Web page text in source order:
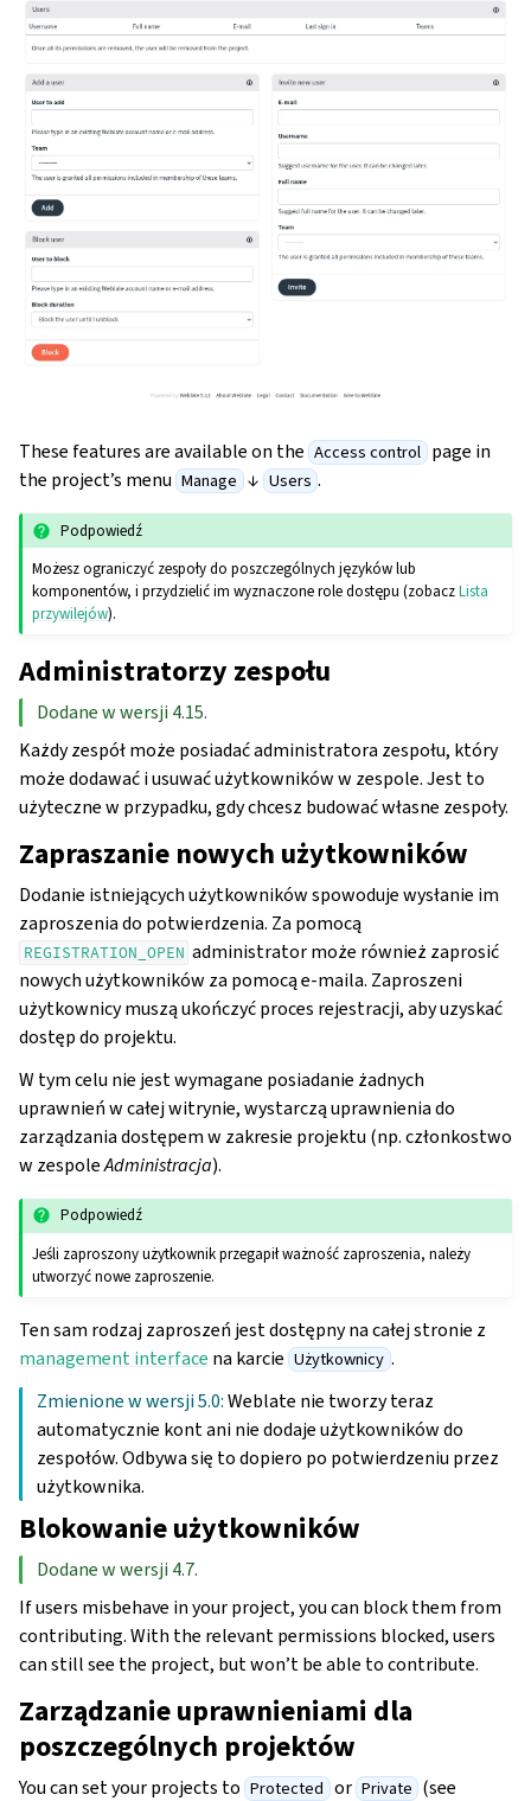
These features are available on the Access control page in
the project’s menu Manage ↓ Users .
Podpowiedź
Możesz ograniczyć zespoły do poszczególnych języków lub
komponentów, i przydzielić im wyznaczone role dostępu (zobaczLista
przywilejów).
Administratorzy zespołu
Dodane w wersji 4.15.
Każdy zespół może posiadać administratora zespołu, który
może dodawać i usuwać użytkowników w zespole. Jest to
użyteczne w przypadku, gdy chcesz budować własne zespoły.
Zapraszanie nowych użytkowników
Dodanie istniejących użytkowników spowoduje wysłanie im
zaproszenia do potwierdzenia. Za pomocą
REGISTRATION_OPEN administrator może również zaprosić
nowych użytkowników za pomocą e-maila. Zaproszeni
użytkownicy muszą ukończyć proces rejestracji, aby uzyskać
dostęp do projektu.
W tym celu nie jest wymagane posiadanie żadnych
uprawnień w całej witrynie, wystarczą uprawnienia do
zarządzania dostępem w zakresie projektu (np. członkostwo
w zespoleAdministracja).
Podpowiedź
Jeśli zaproszony użytkownik przegapił ważność zaproszenia, należy
utworzyć nowe zaproszenie.
Ten sam rodzaj zaproszeń jest dostępny na całej stronie z
management interface na karcie Użytkownicy .
Zmienione w wersji 5.0:Weblate nie tworzy teraz
automatycznie kont ani nie dodaje użytkowników do
zespołów. Odbywa się to dopiero po potwierdzeniu przez
użytkownika.
Blokowanie użytkowników
Dodane w wersji 4.7.
If users misbehave in your project, you can block them from
contributing. With the relevant permissions blocked, users
can still see the project, but won’t be able to contribute.
Zarządzanie uprawnieniami dla
poszczególnych projektów
You can set your projects to Protected or Private (see